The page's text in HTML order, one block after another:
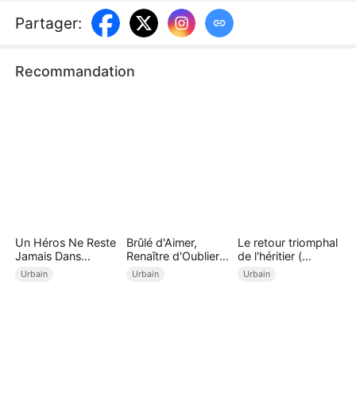
par là. Touchée par la sincérité et la bonté de
Quentin, elle lui propose de l'épouser séance
Partager:
Recommandation
Un Héros Ne Reste
Jamais Dans
l'Ombre
Urbain
Brûlé d'Aimer,
Renaître d'Oublier (
Doublé )
Urbain
Le retour triomphal
de l'héritier (
Doublé )
Urbain